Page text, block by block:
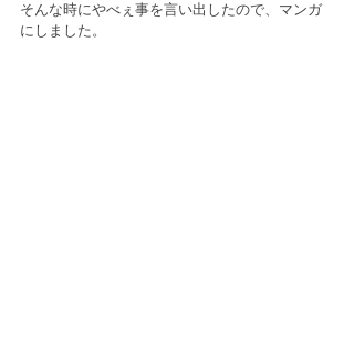
そんな時にやべぇ事を言い出したので、マンガ
にしました。